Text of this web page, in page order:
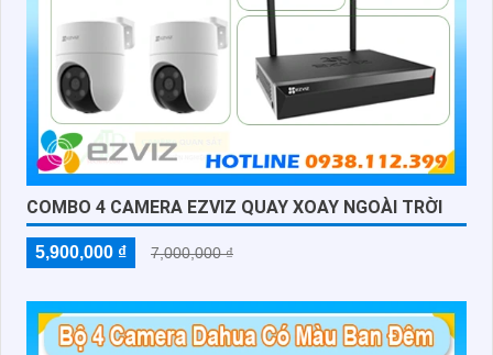
COMBO 4 CAMERA EZVIZ QUAY XOAY NGOÀI TRỜI
5,900,000 ₫ 7,000,000 ₫